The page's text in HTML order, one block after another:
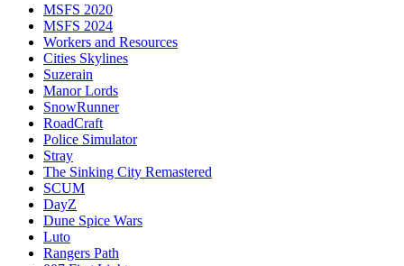
MSFS 2020
MSFS 2024
Workers and Resources
Cities Skylines
Suzerain
Manor Lords
SnowRunner
RoadCraft
Police Simulator
Stray
The Sinking City Remastered
SCUM
DayZ
Dune Spice Wars
Luto
Rangers Path